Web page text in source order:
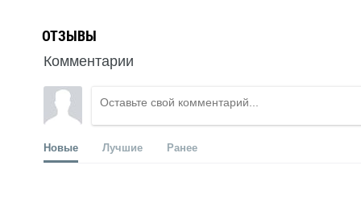
ОТЗЫВЫ
Комментарии
Новые Лучшие Ранее